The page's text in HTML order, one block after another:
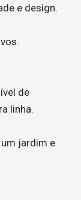
e design.
de
linha.
jardim e